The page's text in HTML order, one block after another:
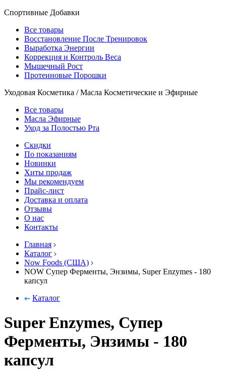
Спортивные Добавки
Все товары
Восстановление После Тренировок
Выработка Энергии
Коррекция и Контроль Веса
Мышечный Рост
Протеиновые Порошки
Уходовая Косметика / Масла Косметические и Эфирные
Все товары
Масла Эфирные
Уход за Полостью Рта
Скидки
По показаниям
Новинки
Хиты продаж
Мы рекомендуем
Прайс-лист
Доставка и оплата
Отзывы
О нас
Контакты
Главная
Каталог
Now Foods (США)
NOW Супер Ферменты, Энзимы, Super Enzymes - 180
капсул
Каталог
Super Enzymes, Супер
Ферменты, Энзимы - 180
капсул